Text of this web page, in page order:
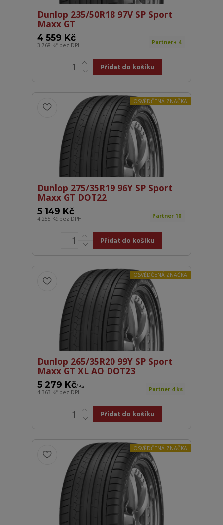
Dunlop 235/50R18 97V SP Sport
Maxx GT
4 559 Kč
3 768 Kč bez DPH Partner+ 4
Přidat do košíku
OSVĚDČENÁ ZNAČKA
Dunlop 275/35R19 96Y SP Sport
Maxx GT DOT22
5 149 Kč
4 255 Kč bez DPH Partner 10
Přidat do košíku
OSVĚDČENÁ ZNAČKA
Dunlop 265/35R20 99Y SP Sport
Maxx GT XL AO DOT23
5 279 Kč/ks
4 363 Kč bez DPH Partner 4 ks
Přidat do košíku
OSVĚDČENÁ ZNAČKA